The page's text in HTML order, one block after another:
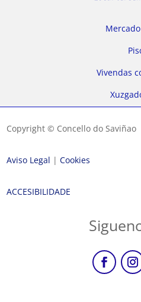
Vivendas
Copyright © Concello do Saviñao
Aviso Legal |Cookies
ACCESIBILIDADE